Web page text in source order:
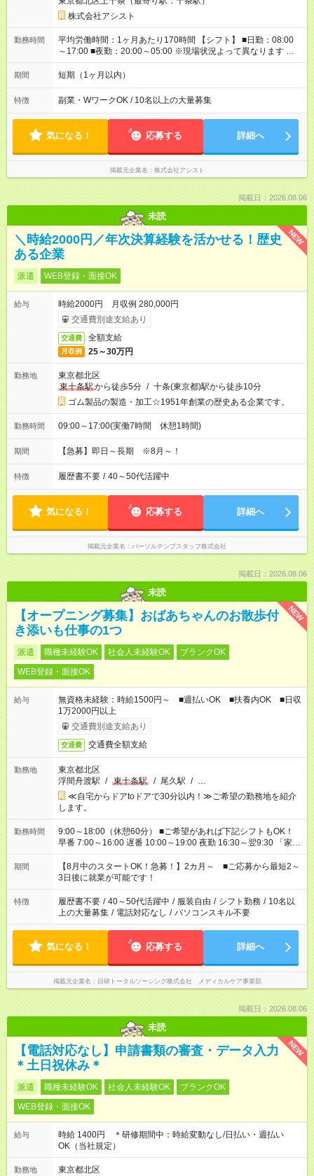
別途支給 ■日給全額保障あり ┗予定時間より早く終わっても日給
は満額支給！ ■資格手当あり ┗施設警備2級など 【試用期間】
試用期間なし
株式会社アシスト
勤務時間
平均労働時間：1ヶ月あたり170時間 【シフト】 ■日勤：08:00
～17:00 ■夜勤：20:00～05:00 ※現場状況よって異なります ※早
く終われば1現場4～8時間勤務もあり ☆週3～勤務OK！ ☆現場
が早く終わっても日給全額保証！ ☆ご希望の方は「日勤＋夜
日勤：08:00～17:00 ■夜勤：20:00～05:00 ※現場状況よって異
なります ※早く終われば1現場4～8時間勤務もあり ☆週3～勤務
OK！ ☆現場が早く終わっても日給全額保証！ ☆ご希望の方は
「日勤＋夜勤」も可能！
期間 短期（1ヶ月以内）
特徴 副業・WワークOK / 10名以上の大量募集
気になる！ 応募する 詳細へ
掲載元企業名 株式会社アシスト
掲載日：2026.08.06
未読
NEW
＼時給2000円／年次決算経験を活かせる！歴史
ある企業
派遣 WEB登録・面接OK
給与
時給2000円 月収例 280,000円
交通費別途支給あり
交通費 全額支給
月収例 25～30万円
勤務地
東京都北区
東十条駅から徒歩5分 / 十条(東京都)駅から徒歩10分
ゴム製品の製造・加工☆1951年創業の歴史ある企業です。
勤務時間 09:00～17:00(実働7時間 休憩1時間)
期間 【急募】即日～長期 ※8月～！
特徴 履歴書不要 / 40～50代活躍中
気になる！ 応募する 詳細へ
掲載元企業名 パーソルテンプスタッフ株式会社
掲載日：2026.08.06
未読
NEW
【オープニング募集】おばあちゃんのお散歩付
き添いも仕事の1つ
派遣 職種未経験OK 社会人未経験OK
ブランクOK
WEB登録・面接OK
給与
無資格未経験：時給1500円～ ■週払いOK ■扶養内OK ■日収
1万2000円以上
交通費別途支給あり
交通費 交通費全額支給
勤務地
東京都北区
浮間舟渡駅 / 東十条駅 / 尾久駅 / …
≪自宅からドアtoドアで30分以内！≫ご希望の勤務地を紹介
します。
勤務時間
9:00～18:00（休憩60分） ■ご希望があれば下記シフトもOK！
早番 7:00～16:00 遅番 10:00～19:00 夜勤 16:30～翌9:30 「家族
と休みを合わせたい」 「余裕を持って夕飯の準備がしたい」
「できれば残業はしたくない」 など、ご希望を教えてください
ね。 ※Wワーク希望の方へ 今ご覧のお仕事で希望する勤務時間
と、もう1つのお仕事の勤務時間。 合計で週40時間を超える場
合は応募できません。
期間
【8月中のスタートOK！急募！】2カ月～ ■ご応募から最短2～
3日後に就業が可能です！
特徴 履歴書不要 / 40～50代活躍中 / 服装自由 / シフト勤務 / 10名以
上の大量募集 / 電話対応なし / パソコンスキル不要
気になる！ 応募する 詳細へ
掲載元企業名 日研トータルソーシング株式会社 メディカルケア事業部
掲載日：2026.08.06
未読
NEW
【電話対応なし】申請書類の審査・データ入力
＊土日祝休み＊
派遣 職種未経験OK 社会人未経験OK
ブランクOK
WEB登録・面接OK
給与
時給 1400円 ＊研修期間中：時給変動なし/日払い・週払い
OK（当社規定）
勤務地
東京都北区